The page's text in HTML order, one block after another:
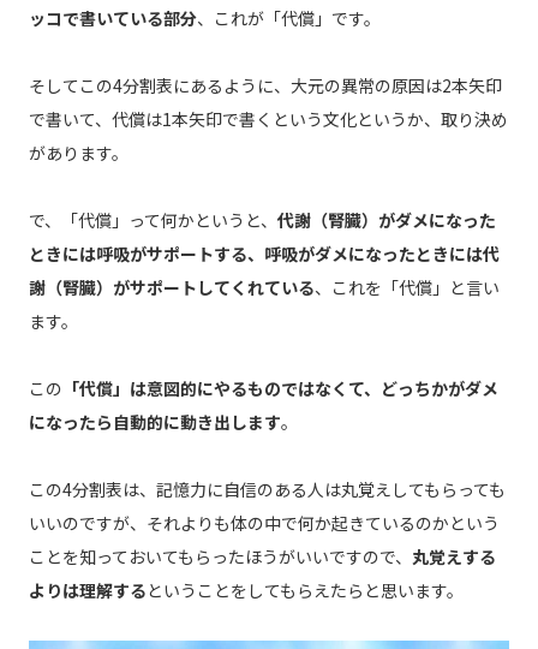
ッコで書いている部分、これが「代償」です。
そしてこの4分割表にあるように、大元の異常の原因は2本矢印
で書いて、代償は1本矢印で書くという文化というか、取り決め
があります。
で、「代償」って何かというと、 代謝（腎臓）がダメになった
ときには呼吸がサポートする、呼吸がダメになったときには代
謝（腎臓）がサポートしてくれている、これを「代償」と言い
ます。
この 「代償」は意図的にやるものではなくて、どっちかがダメ
になったら自動的に動き出します。
この4分割表は、記憶力に自信のある人は丸覚えしてもらっても
いいのですが、それよりも体の中で何か起きているのかという
ことを知っておいてもらったほうがいいですので、 丸覚えする
よりは理解するということをしてもらえたらと思います。